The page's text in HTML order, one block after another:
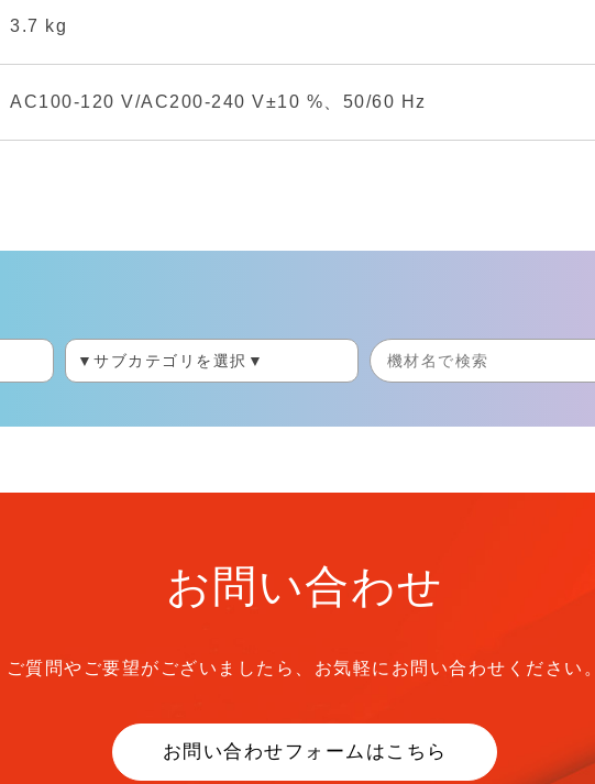
3.7 kg
AC100-120 V/AC200-240 V±10 %、50/60 Hz
お問い合わせ
ご質問やご要望がございましたら、 お気軽にお問い合わせください。
お問い合わせフォームはこちら